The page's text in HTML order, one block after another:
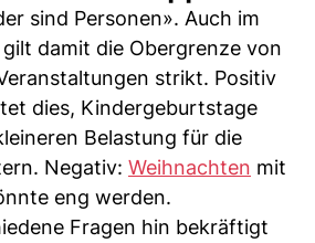
sind Personen». Auch im
damit die Obergrenze von
strikt. Positiv
dies, Kindergeburtstage
Belastung für die
Negativ: Weihnachten mit
eng werden.
Fragen hin bekräftigt